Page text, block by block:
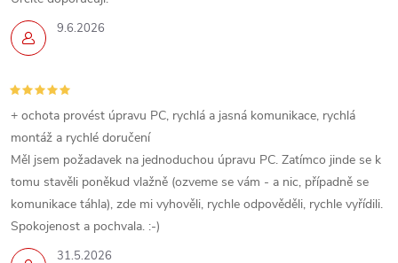
9.6.2026
31.5.2026
+ ochota provést úpravu PC, rychlá a jasná komunikace, rychlá
montáž a rychlé doručení
Měl jsem požadavek na jednoduchou úpravu PC. Zatímco jinde se k
tomu stavěli poněkud vlažně (ozveme se vám - a nic, případně se
komunikace táhla), zde mi vyhověli, rychle odpověděli, rychle vyřídili.
Spokojenost a pochvala. :-)